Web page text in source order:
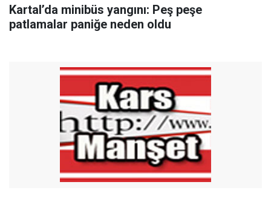
Kartal’da minibüs yangını: Peş peşe
patlamalar paniğe neden oldu